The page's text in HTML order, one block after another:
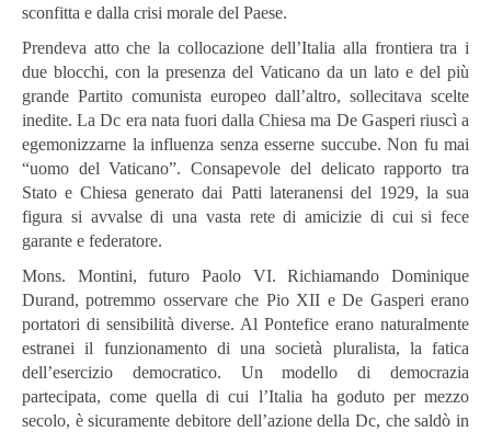
sconfitta e dalla crisi morale del Paese.
Prendeva atto che la collocazione dell’Italia alla frontiera tra i
due blocchi, con la presenza del Vaticano da un lato e del più
grande Partito comunista europeo dall’altro, sollecitava scelte
inedite. La Dc era nata fuori dalla Chiesa ma De Gasperi riuscì a
egemonizzarne la influenza senza esserne succube. Non fu mai
“uomo del Vaticano”. Consapevole del delicato rapporto tra
Stato e Chiesa generato dai Patti lateranensi del 1929, la sua
figura si avvalse di una vasta rete di amicizie di cui si fece
garante e federatore.
Mons. Montini, futuro Paolo VI. Richiamando Dominique
Durand, potremmo osservare che Pio XII e De Gasperi erano
portatori di sensibilità diverse. Al Pontefice erano naturalmente
estranei il funzionamento di una società pluralista, la fatica
dell’esercizio democratico. Un modello di democrazia
partecipata, come quella di cui l’Italia ha goduto per mezzo
secolo, è sicuramente debitore dell’azione della Dc, che saldò in